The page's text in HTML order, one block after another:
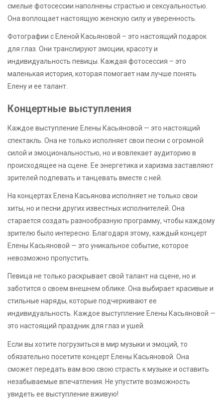
смелые фотосессии наполнены страстью и сексуальностью.
Она воплощает настоящую женскую силу и уверенность.
Фотографии с Еленой Касьяновой – это настоящий подарок
для глаз. Они транслируют эмоции, красоту и
индивидуальность певицы. Каждая фотосессия – это
маленькая история, которая помогает нам лучше понять
Елену и ее талант.
Концертные выступления
Каждое выступление Елены Касьяновой — это настоящий
спектакль. Она не только исполняет свои песни с огромной
силой и эмоциональностью, но и вовлекает аудиторию в
происходящее на сцене. Ее энергетика и харизма заставляют
зрителей подпевать и танцевать вместе с ней.
На концертах Елена Касьянова исполняет не только свои
хиты, но и песни других известных исполнителей. Она
старается создать разнообразную программу, чтобы каждому
зрителю было интересно. Благодаря этому, каждый концерт
Елены Касьяновой — это уникальное событие, которое
невозможно пропустить.
Певица не только раскрывает свой талант на сцене, но и
заботится о своем внешнем облике. Она выбирает красивые и
стильные наряды, которые подчеркивают ее
индивидуальность. Каждое выступление Елены Касьяновой —
это настоящий праздник для глаз и ушей.
Если вы хотите погрузиться в мир музыки и эмоций, то
обязательно посетите концерт Елены Касьяновой. Она
сможет передать вам всю свою страсть к музыке и оставить
незабываемые впечатления. Не упустите возможность
увидеть ее выступление вживую!